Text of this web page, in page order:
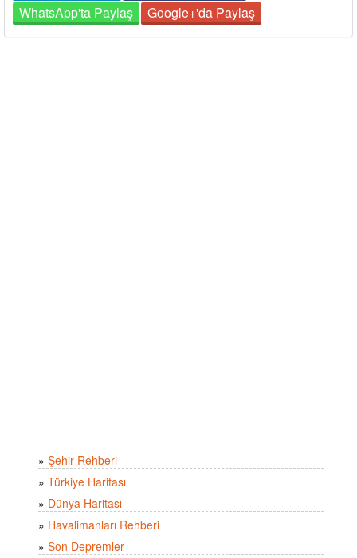
WhatsApp'ta Paylaş
Google+'da Paylaş
» Şehir Rehberi
» Türkiye Haritası
» Dünya Haritası
» Havalimanları Rehberi
» Son Depremler